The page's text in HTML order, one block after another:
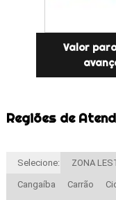
Valor
Regiões de
Selecione: ZONA
Cangaíba Carrão